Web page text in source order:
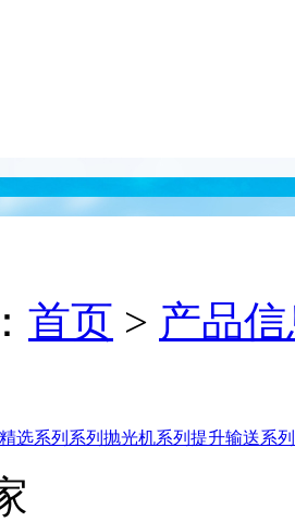
首页 > 产品
选系列系列 抛光机系列 提升输送系列